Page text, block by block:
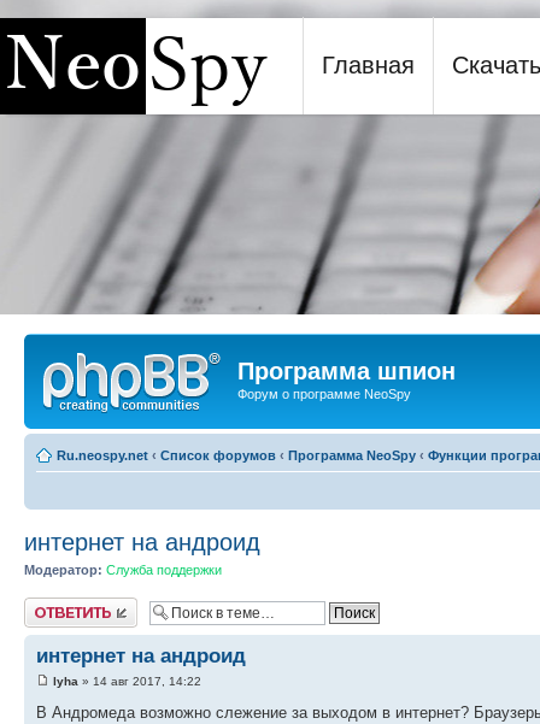
Программа шпион NeoSpy
Главная Скачать
Программа шпион
Форум о программе NeoSpy
Ru.neospy.net ‹ Список форумов ‹ Программа NeoSpy ‹ Функции
интернет на андроид
Модератор: Служба поддержки
Ответить
интернет на андроид
lyha » 14 авг 2017, 14:22
В Андромеда возможно слежение за выходом в интернет?